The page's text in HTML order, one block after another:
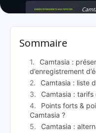
Sommaire
Camtasia :
d’enregistrement
Camtasia : liste
Camtasia :
Points forts &
Camtasia ?
Camtasia :